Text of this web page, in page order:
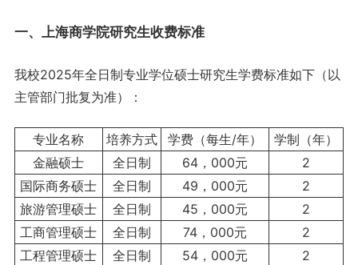
一、上海商学院研究生收费标准
我校2025年全日制专业学位硕士研究生学费标准如下（以
主管部门批复为准）：
专业名称 培养方式 学费（每生/年）
学制（年）
金融硕士
全日制 64，000元
2
国际商务硕士
全日制 49，000元
2
旅游管理硕士
全日制 45，000元
2
工商管理硕士
全日制 74，000元
2
工程管理硕士
全日制 54，000元 2